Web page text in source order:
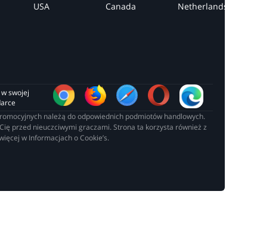
USA
Canada Netherlands
swojej
należą do odpowiednich podmiotów handlowych.
przed nieuczciwymi graczami. Strona ta korzysta również z
w Informacjach o Cookie’s.